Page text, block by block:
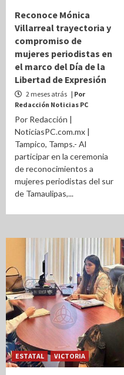
Reconoce Mónica
Villarreal trayectoria y
compromiso de
mujeres periodistas en
el marco del Día de la
Libertad de Expresión
2 meses atrás | Por
Redacción Noticias PC
Por Redacción |
NoticiasPC.com.mx |
Tampico, Tamps.- Al
participar en la ceremonia
de reconocimientos a
mujeres periodistas del sur
de Tamaulipas,...
ESTATAL VICTORIA